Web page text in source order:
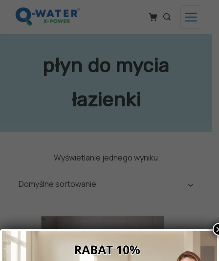
content
Q-
płyn do mycia
łazienki
Wyświetlanie jednego wyniku